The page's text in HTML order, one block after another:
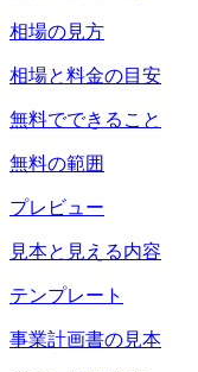
相場の見方
相場と料金の目安
無料でできること
無料の範囲
プレビュー
見本と見える内容
テンプレート
事業計画書の見本